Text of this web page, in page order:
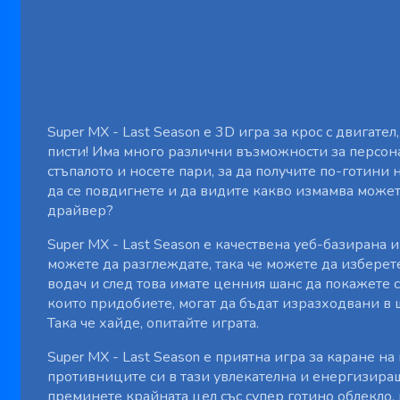
Super MX - Last Season е 3D игра за крос с
писти! Има много различни възможности за
стъпалото и носете пари, за да получите по-
да се повдигнете и да видите какво измамва
драйвер?
Super MX - Last Season е качествена уеб-базирана
можете да разглеждате, така че можете да
водач и след това имате ценния шанс да покажете
които придобиете, могат да бъдат изразходвани
Така че хайде, опитайте играта.
Super MX - Last Season е приятна игра за каране
противниците си в тази увлекателна и